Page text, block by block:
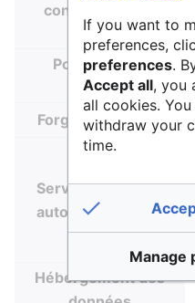
construction du
logiciel
Possibilité de
partage
Forge souveraine
Services annexes
autour de la forge
Hébergement des
If you want to
preferences,
preferences.
Accept all, you
all cookies.
withdraw your
time.
Manage